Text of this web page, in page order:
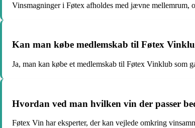
Vinsmagninger i Føtex afholdes med jævne mellemrum,
Kan man købe medlemskab til Føtex
Ja, man kan købe et medlemskab til Føtex Vinklub som
Hvordan ved man hvilken vin der passer
Føtex Vin har eksperter, der kan vejlede omkring